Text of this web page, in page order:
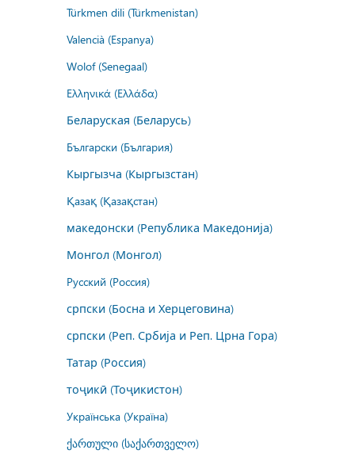
Türkmen dili (Türkmenistan)
Valencià (Espanya)
Wolof (Senegaal)
Ελληνικά (Ελλάδα)
Беларуская (Беларусь)
Български (България)
Кыргызча (Кыргызстан)
Қазақ (Қазақстан)
македонски (Република Македонија)
Монгол (Монгол)
Русский (Россия)
српски (Босна и Херцеговина)
српски (Реп. Србија и Реп. Црна Гора)
Татар (Россия)
тоҷикӣ (Тоҷикистон)
Українська (Україна)
ქართული (საქართველო)